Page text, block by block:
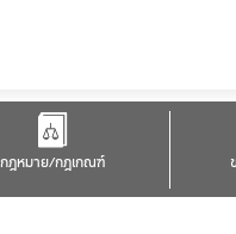
กฎหมาย/กฎเกณฑ์